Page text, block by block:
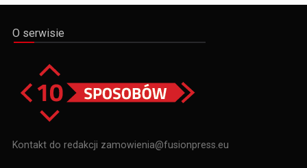
O serwisie
Kontakt do redakcji zamowienia@fusionpress.eu